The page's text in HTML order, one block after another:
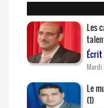
Les
Écrit
Mardi
Le
(1)